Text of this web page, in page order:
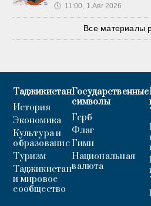
🕔 11:00, 1.Авг 2026
Все материалы
Таджикистан
История
Экономика
Культура и
образование
Туризм
Таджикистан
и мировое
сообщество
Государственные
символы
Герб
Флаг
Гимн
Национальная
валюта